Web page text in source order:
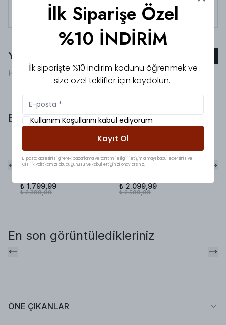
Tüm siparişlerde 3000 TL üzeri kargo ücretsiz!
Yorumlar
Henüz yorum bulunmamaktadır!
Bunlara da baktınız mı?
Kemerli Bluz Takım
Kahve
₺ 1.799,99
₺ 2.399,99
Premium Çımalı Takım
Kahve
₺ 2.099,99
₺ 2.599,99
En son görüntüledikleriniz
ÖNE ÇIKANLAR
İlk Siparişe Özel
%10 İNDİRİM
İlk siparişte %10 indirim kodunu öğrenmek ve
size özel teklifler için kaydolun.
Kullanım Koşullarını kabul ediyorum
Kayıt Ol
E-posta adresinizi girerek pazarlama ve tanıtım ile ilgili iletişim almayı kabul edersiniz ve
Gizlilik Politikamızı okuduğunuzu ve kabul ettiğinizi onaylarsınız.